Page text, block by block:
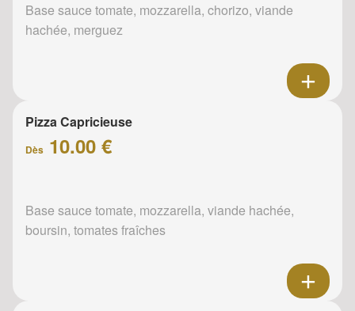
Base sauce tomate, mozzarella, chorizo, viande
hachée, merguez
Pizza Capricieuse
Dès 10.00 €
Base sauce tomate, mozzarella, viande hachée,
boursin, tomates fraîches